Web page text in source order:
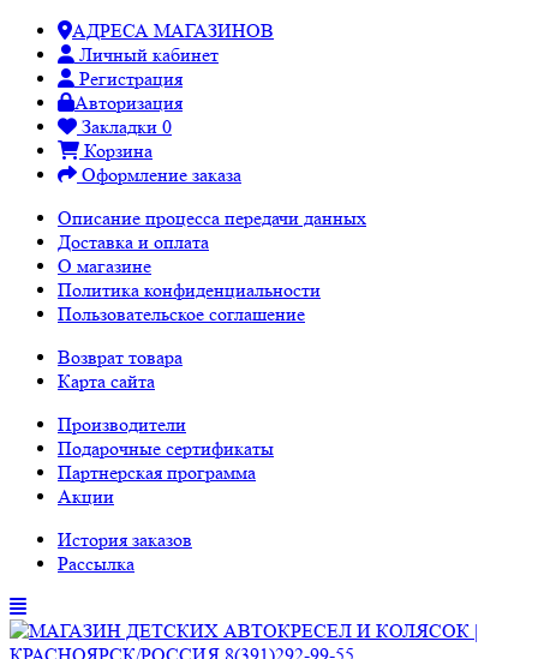
АДРЕСА МАГАЗИНОВ
Личный кабинет
Регистрация
Авторизация
Закладки 0
Корзина
Оформление заказа
Описание процесса передачи данных
Доставка и оплата
О магазине
Политика конфиденциальности
Пользовательское соглашение
Возврат товара
Карта сайта
Производители
Подарочные сертификаты
Партнерская программа
Акции
История заказов
Рассылка